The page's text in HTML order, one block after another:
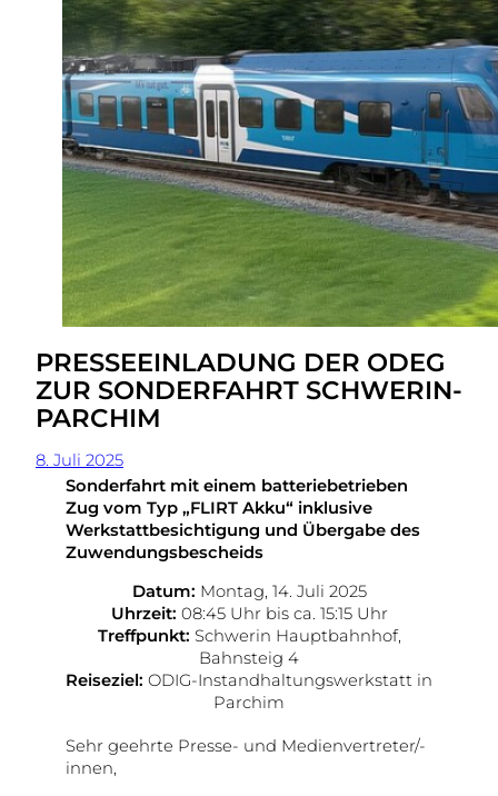
PRESSEEINLADUNG DER ODEG
ZUR SONDERFAHRT SCHWERIN-
PARCHIM
8. Juli 2025
Sonderfahrt mit einem batteriebetrieben
Zug vom Typ „FLIRT Akku“ inklusive
Werkstattbesichtigung und Übergabe des
Zuwendungsbescheids
Datum: Montag, 14. Juli 2025
Uhrzeit: 08:45 Uhr bis ca. 15:15 Uhr
Treffpunkt: Schwerin Hauptbahnhof,
Bahnsteig 4
Reiseziel: ODIG-Instandhaltungswerkstatt in
Parchim
Sehr geehrte Presse- und Medienvertreter/-
innen,